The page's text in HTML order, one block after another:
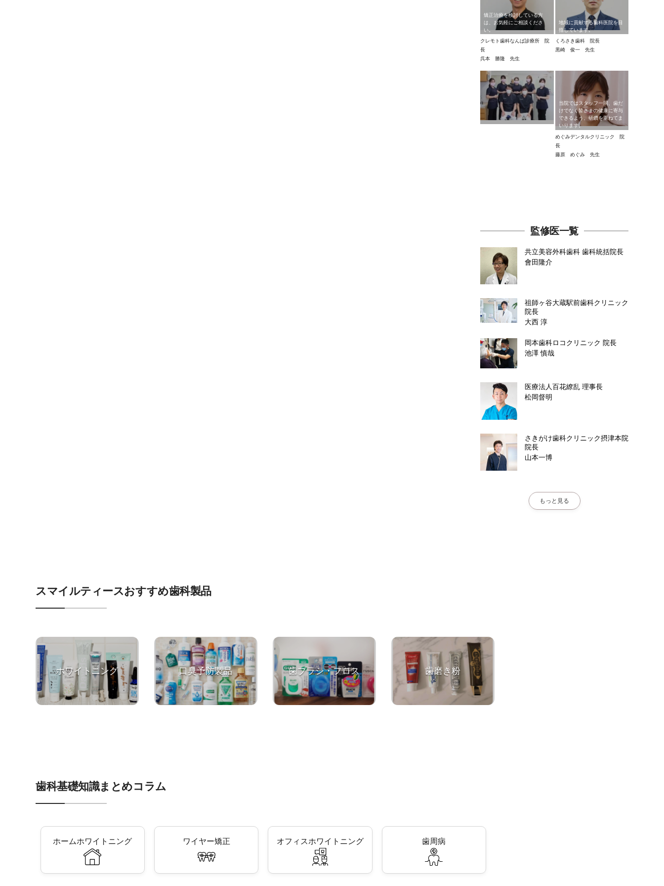
矯正治療を検討している方
は、お気軽にご相談くださ
い。
クレモト歯科なんば診療所 院
長
呉本 勝隆 先生
地域に貢献する歯科医院を目
指しています。
くろさき歯科 院長
黒崎 俊一 先生
当院ではスタッフ一同、歯だ
けでなく皆さまの健康に寄与
できるよう、研鑽を重ねてま
いります。
めぐみデンタルクリニック 院
長
藤原 めぐみ 先生
監修医一覧
共立美容外科歯科 歯科統括院長
會田隆介
祖師ヶ谷大蔵駅前歯科クリニック
院長
大西 淳
岡本歯科ロコクリニック 院長
池澤 慎哉
医療法人百花繚乱 理事長
松岡督明
さきがけ歯科クリニック摂津本院
院長
山本一博
もっと見る
スマイルティースおすすめ歯科製品
ホワイトニング 口臭予防製品 歯ブラシ・フロス 歯磨き粉
歯科基礎知識まとめコラム
ホームホワイトニング ワイヤー矯正 オフィスホワイトニング 歯周病